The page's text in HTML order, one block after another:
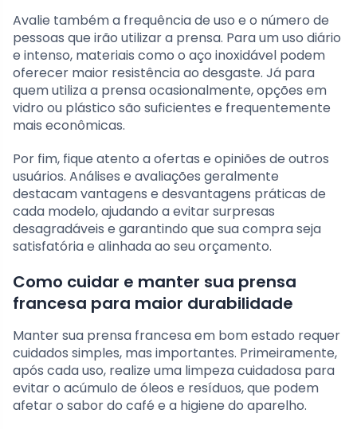
Avalie também a frequência de uso e o número de
pessoas que irão utilizar a prensa. Para um uso diário
e intenso, materiais como o aço inoxidável podem
oferecer maior resistência ao desgaste. Já para
quem utiliza a prensa ocasionalmente, opções em
vidro ou plástico são suficientes e frequentemente
mais econômicas.
Por fim, fique atento a ofertas e opiniões de outros
usuários. Análises e avaliações geralmente
destacam vantagens e desvantagens práticas de
cada modelo, ajudando a evitar surpresas
desagradáveis e garantindo que sua compra seja
satisfatória e alinhada ao seu orçamento.
Como cuidar e manter sua prensa
francesa para maior durabilidade
Manter sua prensa francesa em bom estado requer
cuidados simples, mas importantes. Primeiramente,
após cada uso, realize uma limpeza cuidadosa para
evitar o acúmulo de óleos e resíduos, que podem
afetar o sabor do café e a higiene do aparelho.